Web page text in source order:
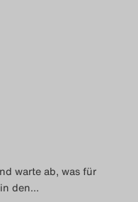
warte ab, was für
den…